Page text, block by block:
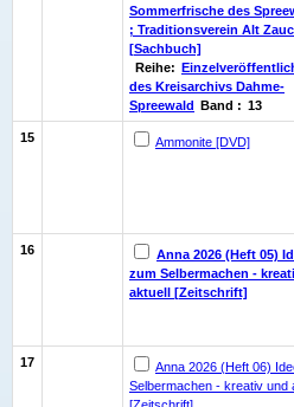
Sommerfrische des
; Traditionsverein Alt
[Sachbuch]
Reihe:
des Kreisarchivs Dahme-
Spreewald Band : 13
15 Ammonite [DVD]
16
Anna 2026 (Heft 05)
zum Selbermachen -
aktuell [Zeitschrift]
17
Anna 2026 (Heft 06)
Selbermachen - kreativ und